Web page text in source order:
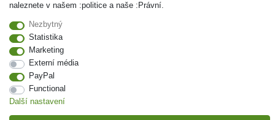
naleznete v našem :politice a naše :Právní.
Nezbytný
Statistika
Marketing
Externí média
PayPal
Functional
Další nastavení